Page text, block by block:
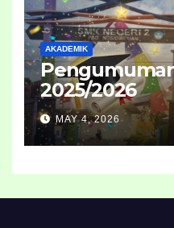
AKADEMIK
2025/2026
MAY 4, 2026